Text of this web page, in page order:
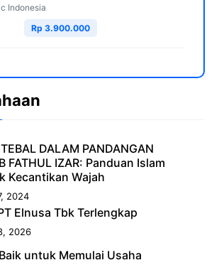
Indonesia
Rp 3.900.000
DALAM PANDANGAN
FATHUL IZAR: Panduan Islam
Kecantikan Wajah
2024
Elnusa Tbk Terlengkap
2026
untuk Memulai Usaha